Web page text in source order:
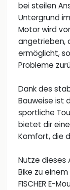
bei steilen
Untergrund
Motor wird
angetrieben,
ermöglicht,
Probleme
Dank des
Bauweise ist
sportliche
bietet dir
Komfort, die
Nutze dieses
Bike zu
FISCHER E-